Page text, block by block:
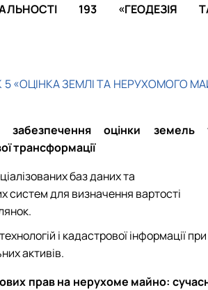
193 «ГЕОДЕЗІЯ
5 «ОЦІНКА ЗЕМЛІ ТА НЕРУХОМОГО
забезпечення оцінки земель
трансформації
баз даних та
систем для визначення вартості
і кадастрової інформації при
активів.
прав на нерухоме майно: